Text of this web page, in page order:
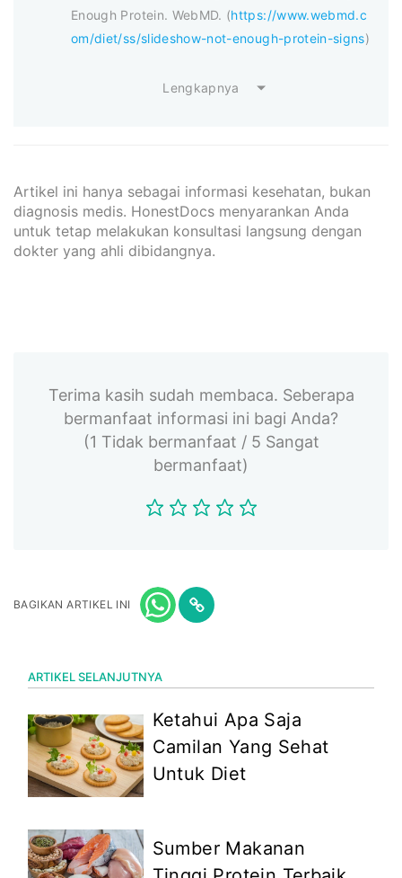
Enough Protein. WebMD. (https://www.webmd.c
om/diet/ss/slideshow-not-enough-protein-signs)
Lengkapnya
Artikel ini hanya sebagai informasi kesehatan, bukan
diagnosis medis. HonestDocs menyarankan Anda
untuk tetap melakukan konsultasi langsung dengan
dokter yang ahli dibidangnya.
Terima kasih sudah membaca. Seberapa
bermanfaat informasi ini bagi Anda?
(1 Tidak bermanfaat / 5 Sangat
bermanfaat)
BAGIKAN ARTIKEL INI
ARTIKEL SELANJUTNYA
Ketahui Apa Saja
Camilan Yang Sehat
Untuk Diet
Sumber Makanan